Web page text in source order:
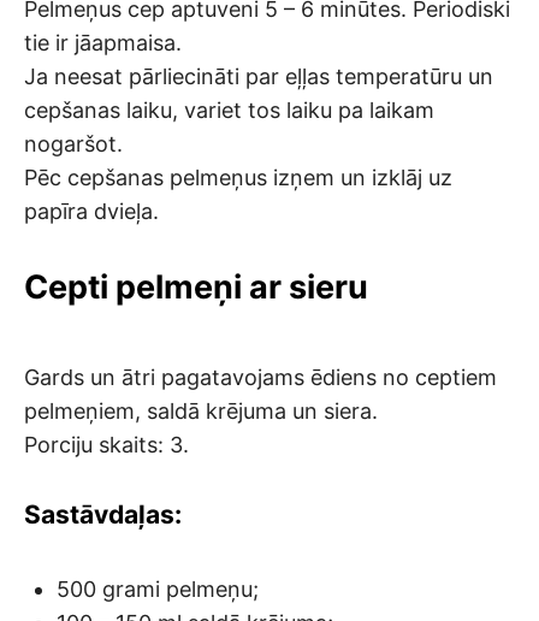
Pelmeņus cep aptuveni 5 – 6 minūtes. Periodiski
tie ir jāapmaisa.
Ja neesat pārliecināti par eļļas temperatūru un
cepšanas laiku, variet tos laiku pa laikam
nogaršot.
Pēc cepšanas pelmeņus izņem un izklāj uz
papīra dvieļa.
Cepti pelmeņi ar sieru
Gards un ātri pagatavojams ēdiens no ceptiem
pelmeņiem, saldā krējuma un siera.
Porciju skaits: 3.
Sastāvdaļas:
500 grami pelmeņu;